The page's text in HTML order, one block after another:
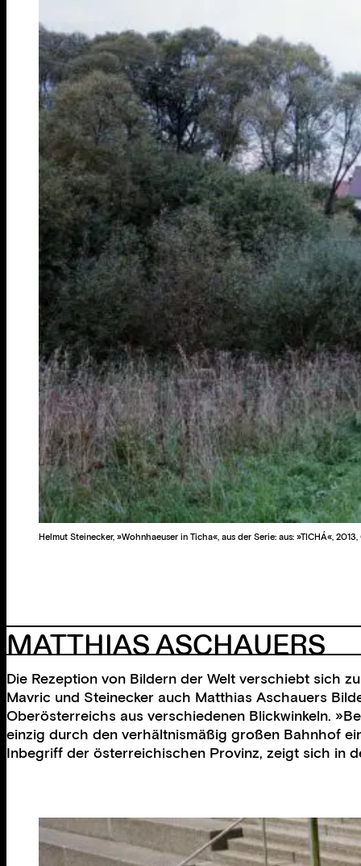
Helmut Steinecker, »Wohnhaeuser in Ticha«, aus der Serie: aus: »TICHÁ«,
MATTHIAS ASCHAUERS
Die Rezeption von Bildern der Welt verschiebt sich
Mavric und Steinecker auch Matthias Aschauers
Oberösterreichs aus verschiedenen Blickwinkeln.
einzig durch den verhältnismäßig großen Bahnhof
Inbegriff der österreichischen Provinz, zeigt sich in